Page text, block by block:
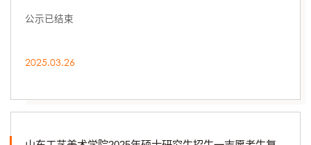
公示已结束
2025.03.26